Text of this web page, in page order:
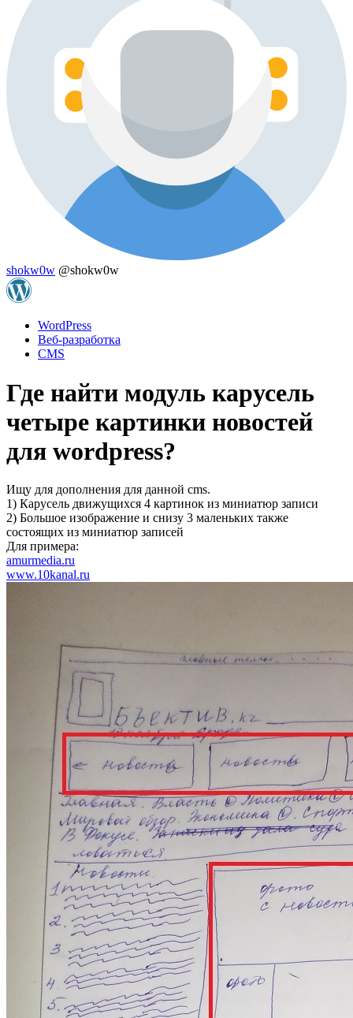
shokw0w @shokw0w
WordPress
Веб-разработка
CMS
Где найти модуль карусель
четыре картинки новостей
для wordpress?
Ищу для дополнения для данной cms.
1) Карусель движущихся 4 картинок из миниатюр записи
2) Большое изображение и снизу 3 маленьких также
состоящих из миниатюр записей
Для примера:
amurmedia.ru
www.10kanal.ru